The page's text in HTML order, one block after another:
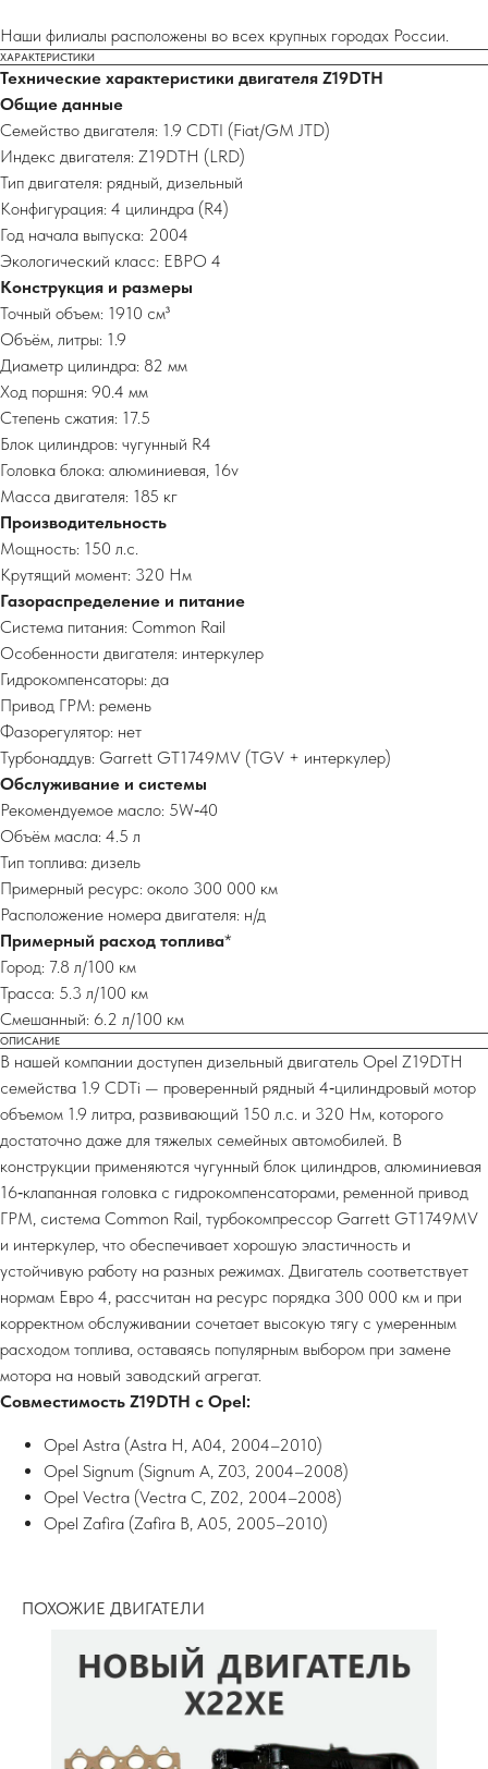
Наши филиалы расположены во всех крупных городах России.
ХАРАКТЕРИСТИКИ
Технические характеристики двигателя Z19DTH
Общие данные
Семейство двигателя: 1.9 CDTI (Fiat/GM JTD)
Индекс двигателя: Z19DTH (LRD)
Тип двигателя: рядный, дизельный
Конфигурация: 4 цилиндра (R4)
Год начала выпуска: 2004
Экологический класс: ЕВРО 4
Конструкция и размеры
Точный объем: 1910 см³
Объём, литры: 1.9
Диаметр цилиндра: 82 мм
Ход поршня: 90.4 мм
Степень сжатия: 17.5
Блок цилиндров: чугунный R4
Головка блока: алюминиевая, 16v
Масса двигателя: 185 кг
Производительность
Мощность: 150 л.с.
Крутящий момент: 320 Нм
Газораспределение и питание
Система питания: Common Rail
Особенности двигателя: интеркулер
Гидрокомпенсаторы: да
Привод ГРМ: ремень
Фазорегулятор: нет
Турбонаддув: Garrett GT1749MV (TGV + интеркулер)
Обслуживание и системы
Рекомендуемое масло: 5W‑40
Объём масла: 4.5 л
Тип топлива: дизель
Примерный ресурс: около 300 000 км
Расположение номера двигателя: н/д
Примерный расход топлива*
Город: 7.8 л/100 км
Трасса: 5.3 л/100 км
Смешанный: 6.2 л/100 км
ОПИСАНИЕ
В нашей компании доступен дизельный двигатель Opel Z19DTH
семейства 1.9 CDTi — проверенный рядный 4‑цилиндровый мотор
объемом 1.9 литра, развивающий 150 л.с. и 320 Нм, которого
достаточно даже для тяжелых семейных автомобилей. В
конструкции применяются чугунный блок цилиндров, алюминиевая
16‑клапанная головка с гидрокомпенсаторами, ременной привод
ГРМ, система Common Rail, турбокомпрессор Garrett GT1749MV
и интеркулер, что обеспечивает хорошую эластичность и
устойчивую работу на разных режимах. Двигатель соответствует
нормам Евро 4, рассчитан на ресурс порядка 300 000 км и при
корректном обслуживании сочетает высокую тягу с умеренным
расходом топлива, оставаясь популярным выбором при замене
мотора на новый заводский агрегат.
Совместимость Z19DTH с Opel:
Opel Astra (Astra H, A04, 2004–2010)​
Opel Signum (Signum A, Z03, 2004–2008)​
Opel Vectra (Vectra C, Z02, 2004–2008)​
Opel Zafira (Zafira B, A05, 2005–2010)
ПОХОЖИЕ ДВИГАТЕЛИ